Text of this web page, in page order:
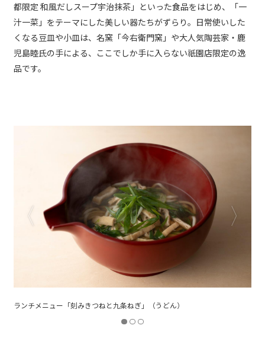
都限定 和風だしスープ宇治抹茶」といった食品をはじめ、「一
汁一菜」をテーマにした美しい器たちがずらり。日常使いした
くなる豆皿や小皿は、名窯「今右衛門窯」や大人気陶芸家・鹿
児島睦氏の手による、ここでしか手に入らない祇園店限定の逸
品です。
ランチメニュー「刻みきつねと九条ねぎ」（うどん）